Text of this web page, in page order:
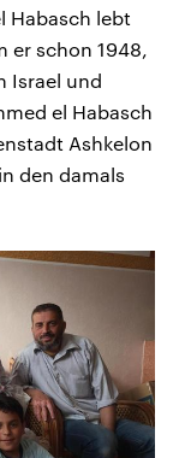
Habasch lebt
er schon 1948,
Israel und
el Habasch
Ashkelon
den damals